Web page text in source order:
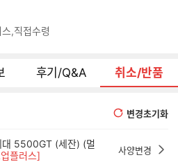
직접수령
후기/Q&A 취소/반품
변경초기화
5500GT (세잔) (멀
플러스] 사양변경